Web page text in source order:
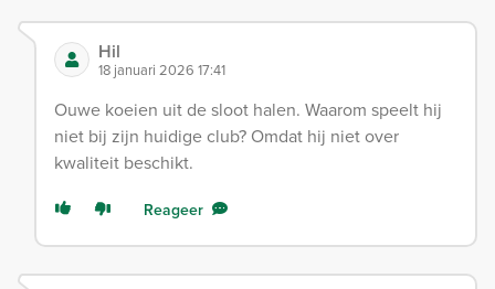
Hil
18 januari 2026 17:41
Ouwe koeien uit de sloot halen. Waarom speelt hij
niet bij zijn huidige club? Omdat hij niet over
kwaliteit beschikt.
Reageer